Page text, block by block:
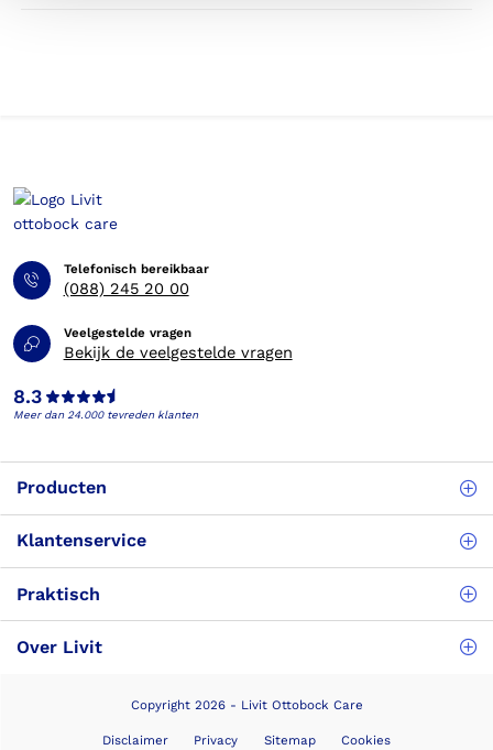
Telefonisch bereikbaar
(088) 245 20 00
Veelgestelde vragen
Bekijk de veelgestelde vragen
8.3
Meer dan 24.000 tevreden klanten
Producten
Klantenservice
Praktisch
Over Livit
Copyright 2026 - Livit Ottobock Care
Disclaimer Privacy Sitemap Cookies